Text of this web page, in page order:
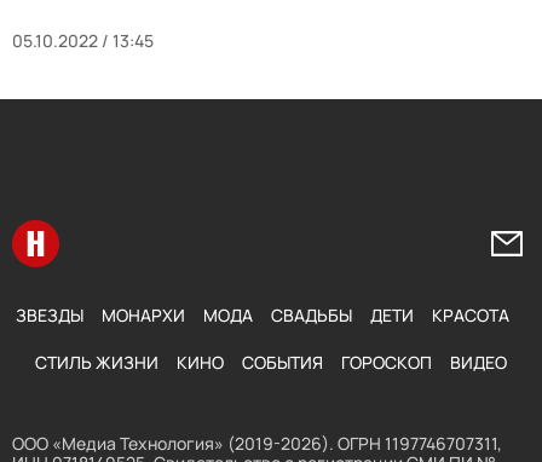
05.10.2022 / 13:45
Перейти на главную
ЗВЕЗДЫ МОНАРХИ МОДА СВАДЬБЫ ДЕТИ КРАСОТА
СТИЛЬ ЖИЗНИ КИНО СОБЫТИЯ ГОРОСКОП ВИДЕО
ООО «Медиа Технология» (2019-2026). ОГРН 1197746707311,